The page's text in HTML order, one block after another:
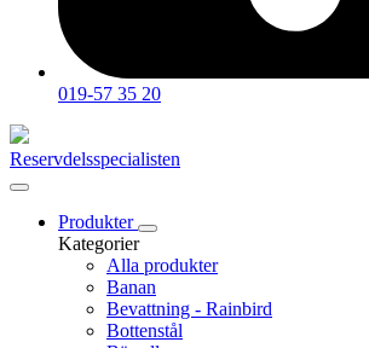
019-57 35 20
Reservdelsspecialisten
Produkter
Kategorier
Alla produkter
Banan
Bevattning - Rainbird
Bottenstål